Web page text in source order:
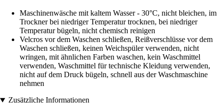
Maschinenwäsche mit kaltem Wasser - 30°C, nicht bleichen, im
Trockner bei niedriger Temperatur trocknen, bei niedriger
Temperatur bügeln, nicht chemisch reinigen
Velcros vor dem Waschen schließen, Reißverschlüsse vor dem
Waschen schließen, keinen Weichspüler verwenden, nicht
wringen, mit ähnlichen Farben waschen, kein Waschmittel
verwenden, Waschmittel für technische Kleidung verwenden,
nicht auf dem Druck bügeln, schnell aus der Waschmaschine
nehmen
Zusätzliche Informationen